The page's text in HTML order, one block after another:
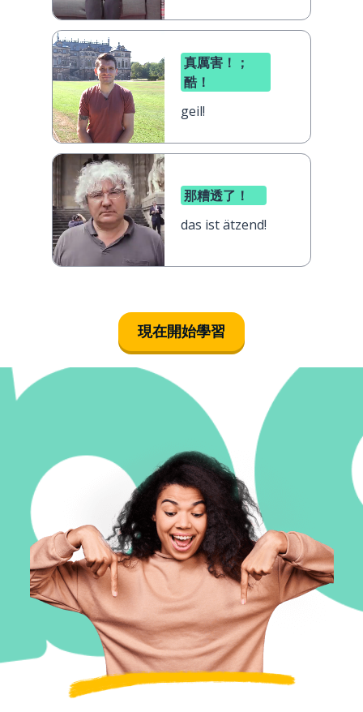
真厲害！；
酷！
geil!
那糟透了！
das ist ätzend!
現在開始學習